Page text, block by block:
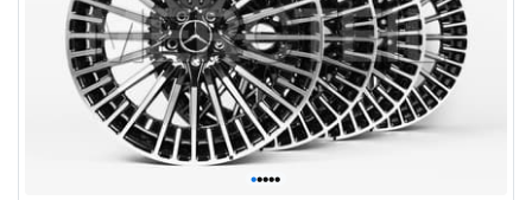
•••••